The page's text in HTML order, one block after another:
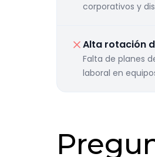
corporativos y
Alta rotación
Falta de planes
laboral en